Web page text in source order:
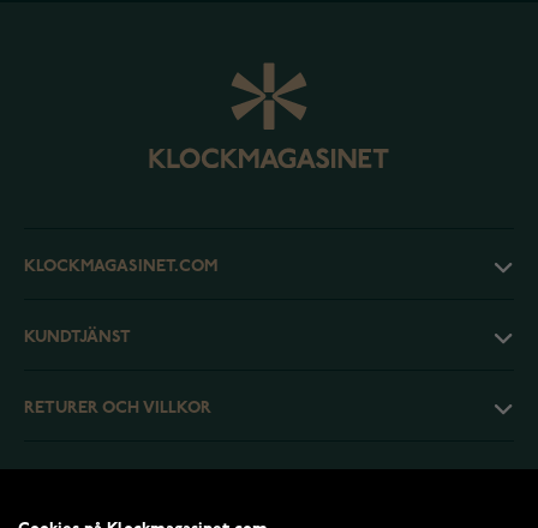
KLOCKMAGASINET.COM
KUNDTJÄNST
RETURER OCH VILLKOR